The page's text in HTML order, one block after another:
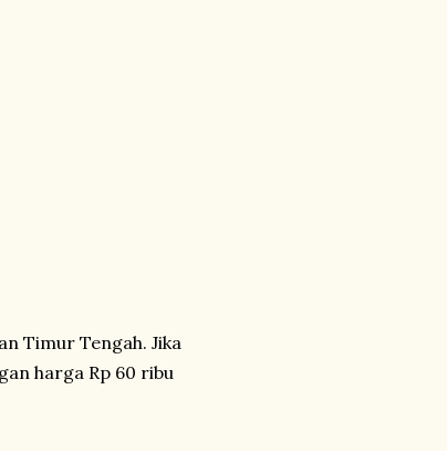
Timur Tengah. Jika
harga Rp 60 ribu